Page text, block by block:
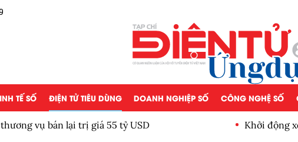
TẾ SỐ ĐIỆN TỬ TIÊU DÙNG DOANH NGHIỆP SỐ CÔNG NGHỆ SỐ
nghiệp đạt chuẩn văn hóa kinh doanh Việt
Quỹ